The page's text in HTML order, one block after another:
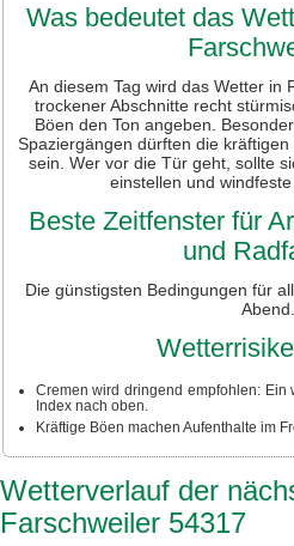
Was bedeutet das
An diesem Tag wird das Wetter in
trockener Abschnitte recht
Böen den Ton angeben.
Spaziergängen dürften die
sein. Wer vor die Tür geht, sollte
einstellen und windfeste
Beste Zeitfenster für
und
Die günstigsten Bedingungen für
Abend.
Cremen wird dringend empfohlen: Ein
Index nach oben.
Kräftige Böen machen Aufenthalte im
Wetterverlauf der
Farschweiler 54317